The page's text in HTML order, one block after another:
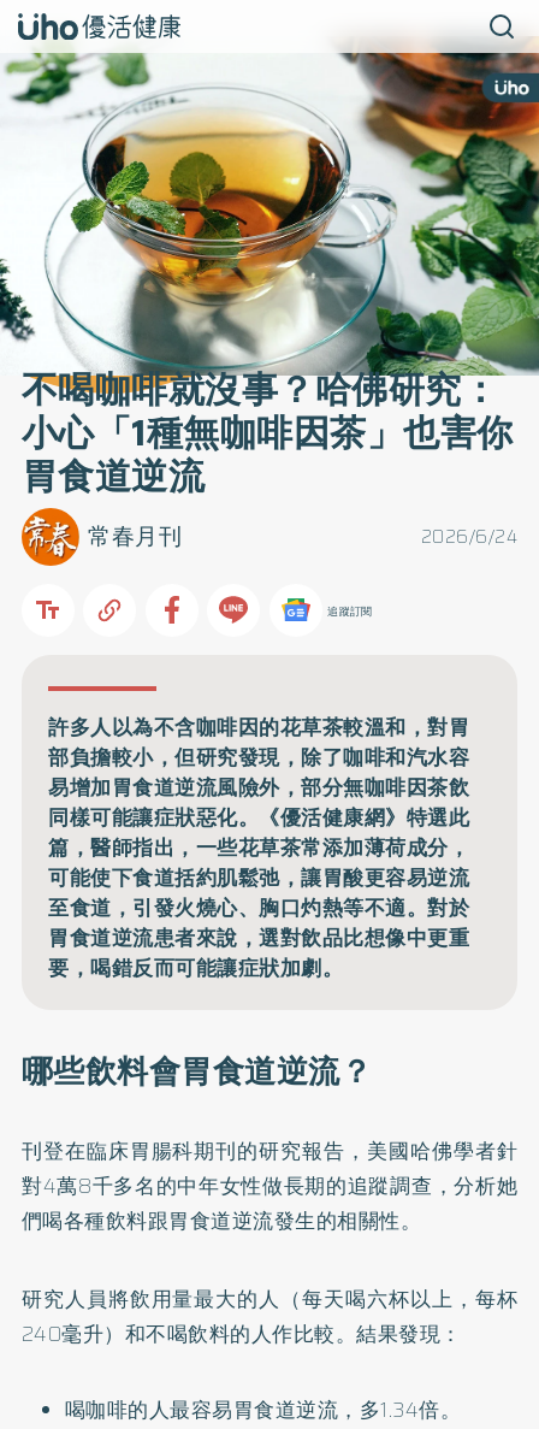
不喝咖啡就沒事？哈佛研究：
小心「1種無咖啡因茶」也害你
胃食道逆流
2026/6/24
常春月刊
追蹤訂閱
許多人以為不含咖啡因的花草茶較溫和，對胃
部負擔較小，但研究發現，除了咖啡和汽水容
易增加胃食道逆流風險外，部分無咖啡因茶飲
同樣可能讓症狀惡化。《優活健康網》特選此
篇，醫師指出，一些花草茶常添加薄荷成分，
可能使下食道括約肌鬆弛，讓胃酸更容易逆流
至食道，引發火燒心、胸口灼熱等不適。對於
胃食道逆流患者來說，選對飲品比想像中更重
要，喝錯反而可能讓症狀加劇。
哪些飲料會胃食道逆流？
刊登在臨床胃腸科期刊的研究報告，美國哈佛學者針
對4萬8千多名的中年女性做長期的追蹤調查，分析她
們喝各種飲料跟胃食道逆流發生的相關性。
研究人員將飲用量最大的人（每天喝六杯以上，每杯
240毫升）和不喝飲料的人作比較。結果發現：
喝咖啡的人最容易胃食道逆流，多1.34倍。